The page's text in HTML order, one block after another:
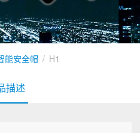
能安全帽 / H1
描述